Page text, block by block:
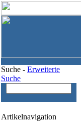
Suche - Erweiterte
Suche
Artikelnavigation